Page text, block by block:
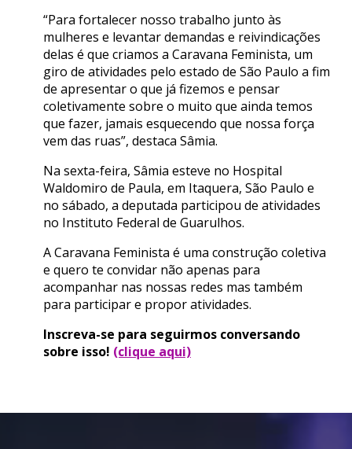
“Para fortalecer nosso trabalho junto às
mulheres e levantar demandas e reivindicações
delas é que criamos a Caravana Feminista, um
giro de atividades pelo estado de São Paulo a fim
de apresentar o que já fizemos e pensar
coletivamente sobre o muito que ainda temos
que fazer, jamais esquecendo que nossa força
vem das ruas”, destaca Sâmia.
Na sexta-feira, Sâmia esteve no Hospital
Waldomiro de Paula, em Itaquera, São Paulo e
no sábado, a deputada participou de atividades
no Instituto Federal de Guarulhos.
A Caravana Feminista é uma construção coletiva
e quero te convidar não apenas para
acompanhar nas nossas redes mas também
para participar e propor atividades.
Inscreva-se para seguirmos conversando
sobre isso! (clique aqui)